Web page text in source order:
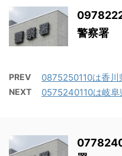
警察署
PREV 0875250110は香
NEXT 0575240110は岐